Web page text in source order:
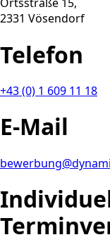
2331 Vösendorf
Telefon
+43 (0) 1 609 11 18
E-Mail